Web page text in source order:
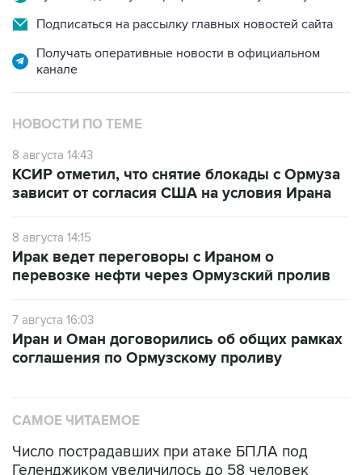
Подписаться на рассылку главных новостей сайта
Получать оперативные новости в официальном
канале
НОВОСТИ ПО ТЕМЕ
8 августа 14:43
КСИР отметил, что снятие блокады с Ормуза
зависит от согласия США на условия Ирана
8 августа 14:15
Ирак ведет переговоры с Ираном о
перевозке нефти через Ормузский пролив
7 августа 16:03
Иран и Оман договорились об общих рамках
соглашения по Ормузскому проливу
САМОЕ ЧИТАЕМОЕ
Число пострадавших при атаке БПЛА под
Геленджиком увеличилось до 58 человек